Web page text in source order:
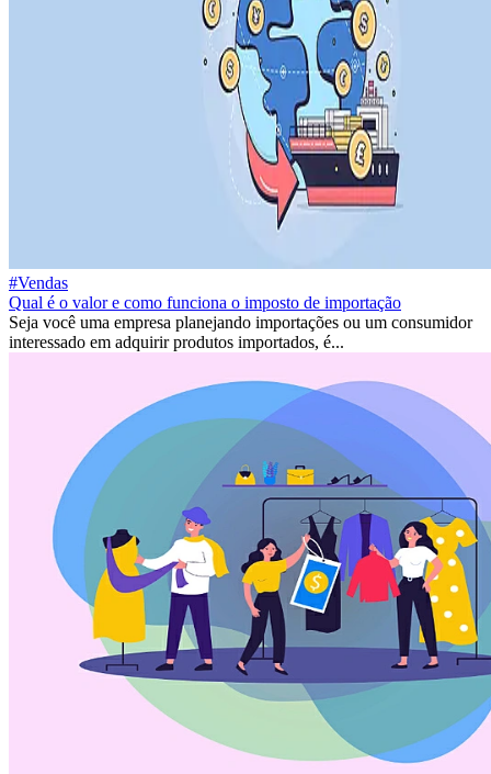
#Vendas
Qual é o valor e como funciona o imposto de importação
Seja você uma empresa planejando importações ou um consumidor
interessado em adquirir produtos importados, é...